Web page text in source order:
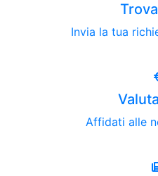
Invia la tua
Affidati alle